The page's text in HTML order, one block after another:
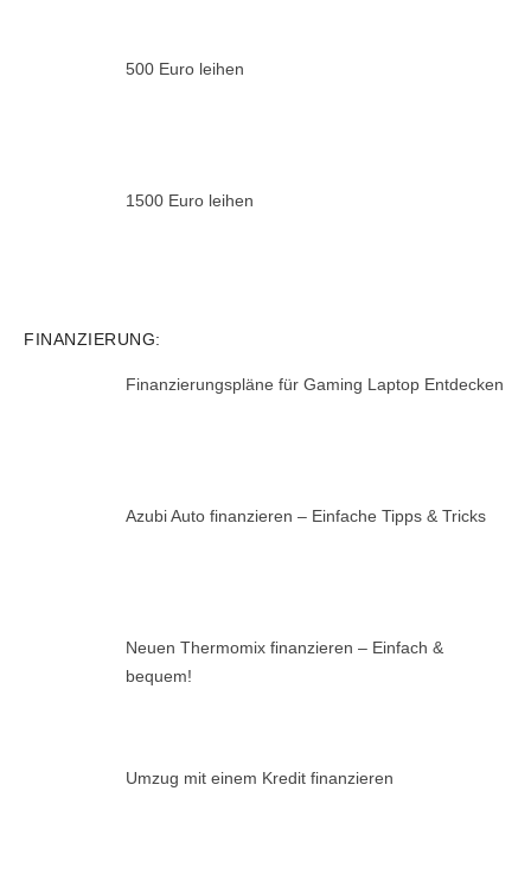
500 Euro leihen
1500 Euro leihen
FINANZIERUNG:
Finanzierungspläne für Gaming Laptop Entdecken
Azubi Auto finanzieren – Einfache Tipps & Tricks
Neuen Thermomix finanzieren – Einfach &
bequem!
Umzug mit einem Kredit finanzieren